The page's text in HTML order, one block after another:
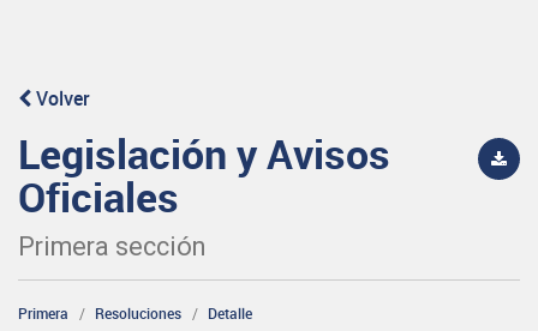
Volver
Legislación y Avisos
Oficiales
Primera sección
Primera Resoluciones Detalle